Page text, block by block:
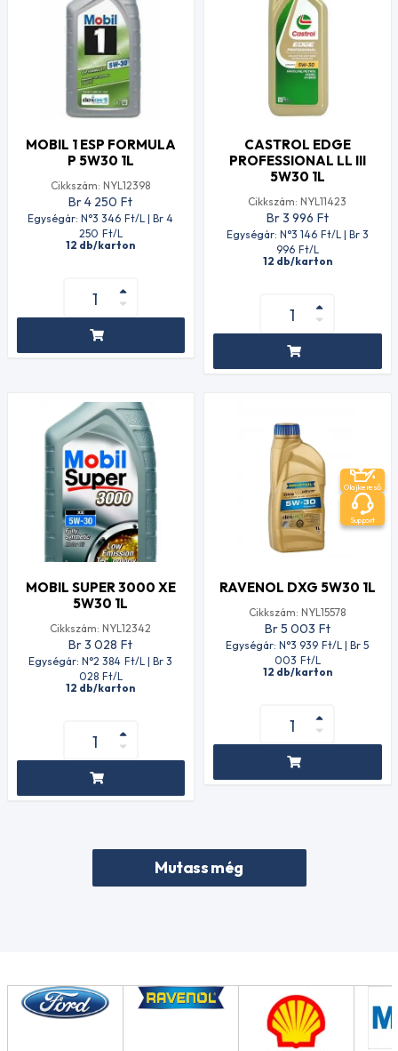
MOBIL 1 ESP FORMULA
P 5W30 1L
Cikkszám: NYL12398
Br 4 250 Ft
Egységár: N°3 346 Ft/L | Br 4
250 Ft/L
12 db/karton
CASTROL EDGE
PROFESSIONAL LL III
5W30 1L
Cikkszám: NYL11423
Br 3 996 Ft
Egységár: N°3 146 Ft/L | Br 3
996 Ft/L
12 db/karton
MOBIL SUPER 3000 XE
5W30 1L
Cikkszám: NYL12342
Br 3 028 Ft
Egységár: N°2 384 Ft/L | Br 3
028 Ft/L
12 db/karton
RAVENOL DXG 5W30 1L
Cikkszám: NYL15578
Br 5 003 Ft
Egységár: N°3 939 Ft/L | Br 5
003 Ft/L
12 db/karton
Mutass még
Olajkereső
Support